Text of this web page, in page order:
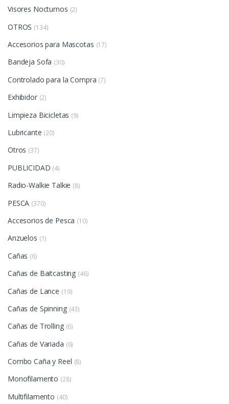
Visores Nocturnos (2)
OTROS (134)
Accesorios para Mascotas (17)
Bandeja Sofa (30)
Controlado para la Compra (7)
Exhibidor (2)
Limpieza Bicicletas (9)
Lubricante (20)
Otros (37)
PUBLICIDAD (4)
Radio-Walkie Talkie (8)
PESCA (370)
Accesorios de Pesca (10)
Anzuelos (1)
Cañas (6)
Cañas de Baitcasting (46)
Cañas de Lance (19)
Cañas de Spinning (43)
Cañas de Trolling (6)
Cañas de Variada (6)
Combo Caña y Reel (8)
Monofilamento (28)
Multifilamento (40)